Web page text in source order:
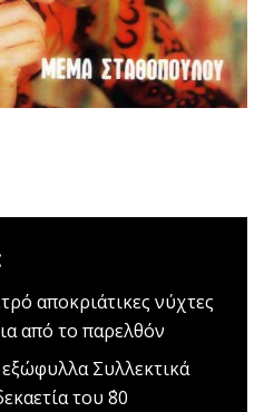
αποκριάτικες νύχτες
από το παρελθόν
εξώφυλλαΣυλλεκτικά
του ΄80